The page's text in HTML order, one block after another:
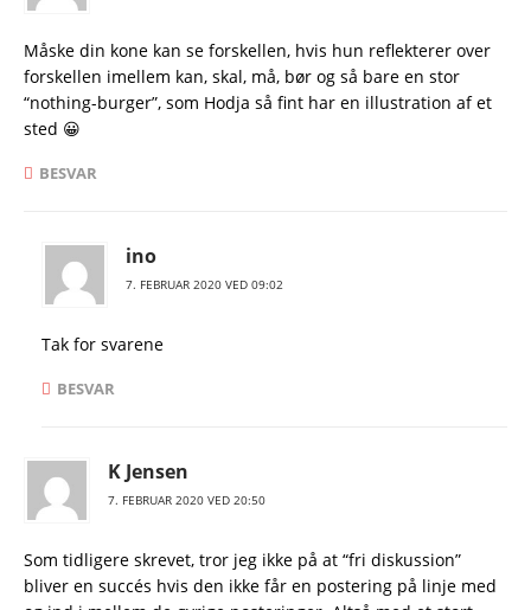
Måske din kone kan se forskellen, hvis hun reflekterer over
forskellen imellem kan, skal, må, bør og så bare en stor
“nothing-burger”, som Hodja så fint har en illustration af et
sted 😀
BESVAR
ino
7. FEBRUAR 2020 VED 09:02
Tak for svarene
BESVAR
K Jensen
7. FEBRUAR 2020 VED 20:50
Som tidligere skrevet, tror jeg ikke på at “fri diskussion”
bliver en succés hvis den ikke får en postering på linje med